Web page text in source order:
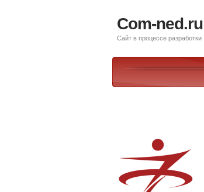
Com-ned.ru
Сайт в процессе разработки